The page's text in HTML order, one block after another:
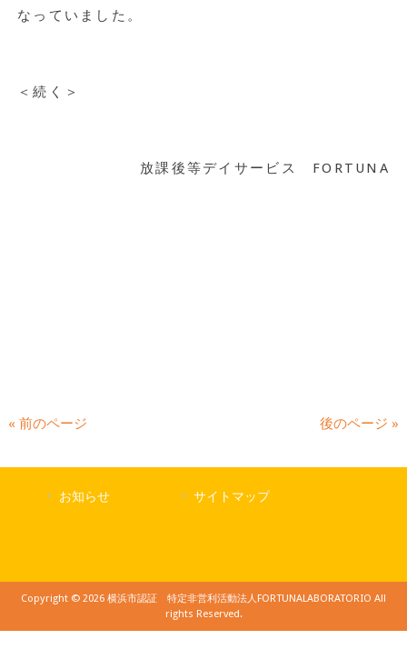
なっていました。
＜続く＞
放課後等デイサービス FORTUNA
« 前のページ 後のページ »
お知らせ サイトマップ
Copyright © 2026 横浜市認証 特定非営利活動法人FORTUNALABORATORIO All
rights Reserved.